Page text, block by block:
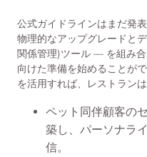
公式ガイドラインはまだ発
物理的なアップグレードと
関係管理)ツール — を組み
向けた準備を始めることが
を活用すれば、レストラン
ペット同伴顧客の
築し、パーソナラ
信。